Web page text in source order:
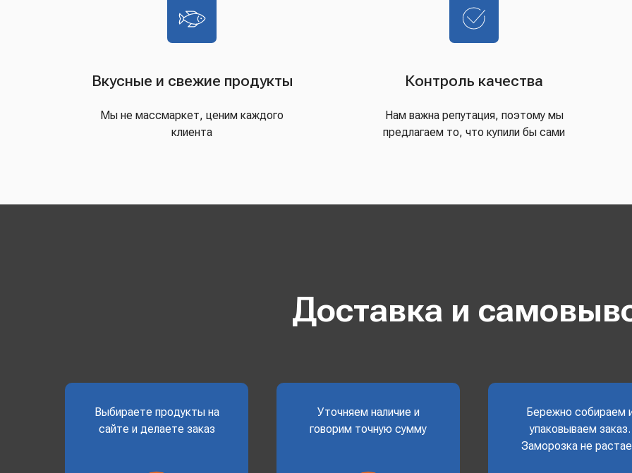
Вкусные и свежие продукты
Мы не массмаркет, ценим каждого
клиента
Контроль качества
Нам важна репутация, поэтому мы
предлагаем то, что купили бы сами
Доставка и
Выбираете продукты на
сайте и делаете заказ
Уточняем наличие и
говорим точную сумму
Бережно собираем
упаковываем заказ.
Заморозка не